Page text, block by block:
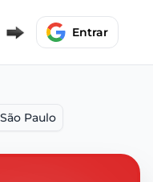
Entrar
Paulo